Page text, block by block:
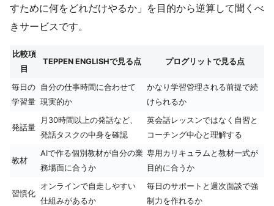
すために何をどれだけやるか」を目的から逆算して聞くべ
きサービスです。
比較項
目
TEPPEN ENGLISHで見る点 プログリットで見る点
毎日の
学習量
自分の仕事時間に合わせて
現実的か
かなり学習管理される前提で続
けられるか
発話量
月30時間以上の発話など、
発話タスクの中身を確認
英会話レッスンではなく自習と
コーチング中心と理解する
教材
AIで作る個別教材が自分の業
務場面に合うか
専用カリキュラムと教材一式が
目的に合うか
習慣化
オンラインで自走しやすい
仕組みがあるか
毎日のサポートと週次面談で強
制力を作れるか